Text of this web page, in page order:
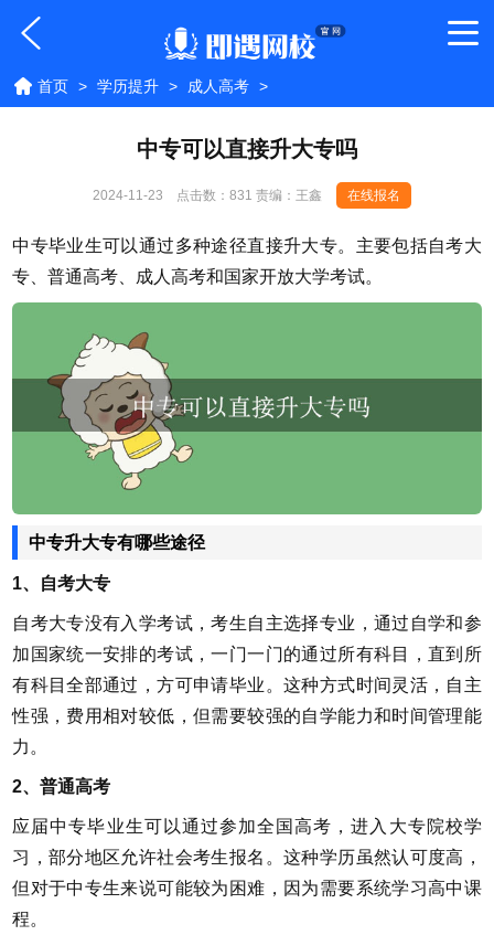
首页 > 学历提升 > 成人高考 >
中专可以直接升大专吗
2024-11-23 点击数： 831 责编：王鑫 在线报名
中专毕业生可以通过多种途径直接升大专。主要包括自考大
专、普通高考、成人高考和国家开放大学考试。
中专升大专有哪些途径
1、自考大专
自考大专没有入学考试，考生自主选择专业，通过自学和参
加国家统一安排的考试，一门一门的通过所有科目，直到所
有科目全部通过，方可申请毕业。这种方式时间灵活，自主
性强，费用相对较低，但需要较强的自学能力和时间管理能
力。
2、普通高考
应届中专毕业生可以通过参加全国高考，进入大专院校学
习，部分地区允许社会考生报名。这种学历虽然认可度高，
但对于中专生来说可能较为困难，因为需要系统学习高中课
程。